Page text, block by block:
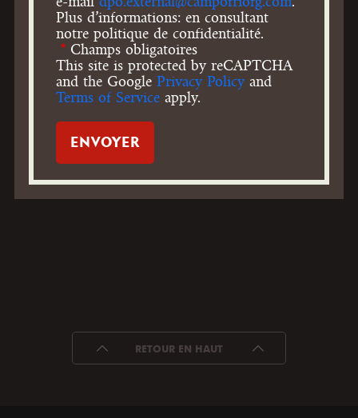
Plus d’informations: en consultant
notre politique de confidentialité.
Champs obligatoires
This site is protected by reCAPTCHA
and the Google Privacy Policyand
Terms of Service apply.
RETOUR EN HAUT